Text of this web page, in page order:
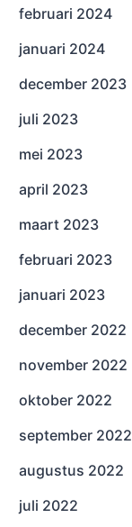
februari 2024
januari 2024
december 2023
juli 2023
mei 2023
april 2023
maart 2023
februari 2023
januari 2023
december 2022
november 2022
oktober 2022
september 2022
augustus 2022
juli 2022